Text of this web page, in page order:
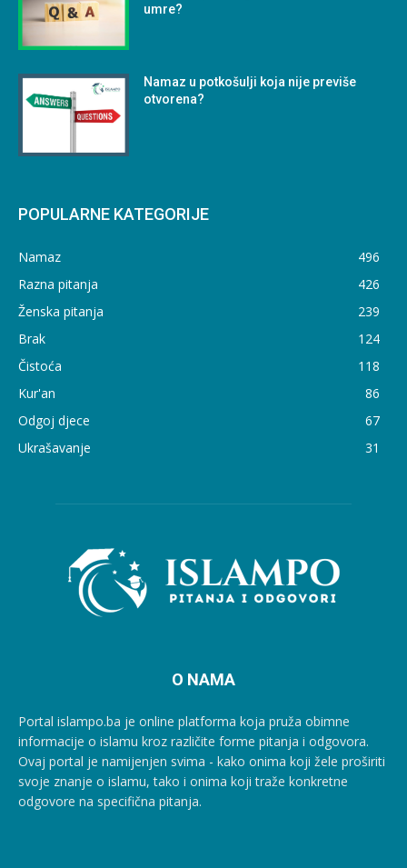
umre?
Namaz u potkošulji koja nije previše
otvorena?
POPULARNE KATEGORIJE
Namaz
496
Razna pitanja
426
Ženska pitanja
239
Brak
124
Čistoća
118
Kur'an
86
Odgoj djece
67
Ukrašavanje
31
O NAMA
Portal islampo.ba je online platforma koja pruža obimne
informacije o islamu kroz različite forme pitanja i odgovora.
Ovaj portal je namijenjen svima - kako onima koji žele proširiti
svoje znanje o islamu, tako i onima koji traže konkretne
odgovore na specifična pitanja.